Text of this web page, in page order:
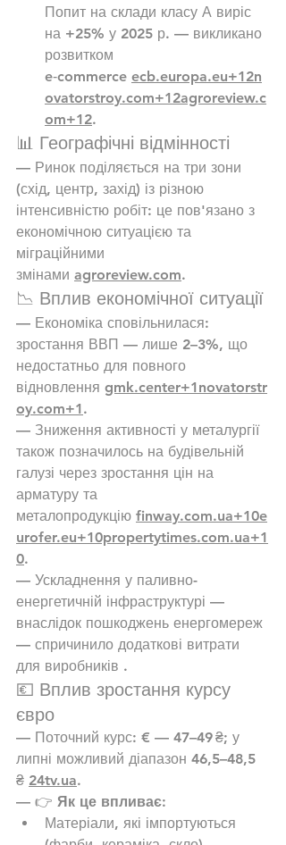
Попит на склади класу А виріс
на +25% у 2025 р. — викликано
розвитком
e‑commerce ecb.europa.eu+12n
ovatorstroy.com+12agroreview.c
om+12.
📊 Географічні відмінності
— Ринок поділяється на три зони
(схід, центр, захід) із різною
інтенсивністю робіт: це пов'язано з
економічною ситуацією та
міграційними
змінами agroreview.com.
📉 Вплив економічної ситуації
— Економіка сповільнилася:
зростання ВВП — лише 2–3%, що
недостатньо для повного
відновлення gmk.center+1novatorstr
oy.com+1.
— Зниження активності у металургії
також позначилось на будівельній
галузі через зростання цін на
арматуру та
металопродукцію finway.com.ua+10e
urofer.eu+10propertytimes.com.ua+1
0.
— Ускладнення у паливно-
енергетичній інфраструктурі —
внаслідок пошкоджень енергомереж
— спричинило додаткові витрати
для виробників .
💶 Вплив зростання курсу
євро
— Поточний курс: € — 47–49 ₴; у
липні можливий діапазон 46,5–48,5
₴ 24tv.ua.
— 👉 Як це впливає:
Матеріали, які імпортуються